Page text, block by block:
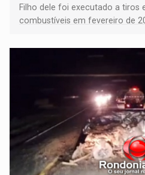
Filho dele foi executado a tiros
combustíveis em fevereiro de